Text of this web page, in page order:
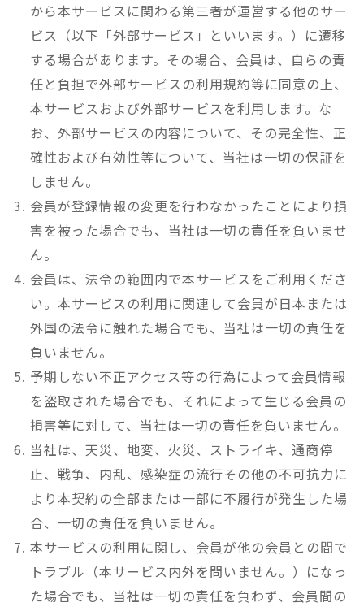
から本サービスに関わる第三者が運営する他のサー
ビス（以下「外部サービス」といいます。）に遷移
する場合があります。その場合、会員は、自らの責
任と負担で外部サービスの利用規約等に同意の上、
本サービスおよび外部サービスを利用します。な
お、外部サービスの内容について、その完全性、正
確性および有効性等について、当社は一切の保証を
しません。
会員が登録情報の変更を行わなかったことにより損
害を被った場合でも、当社は一切の責任を負いませ
ん。
会員は、法令の範囲内で本サービスをご利用くださ
い。本サービスの利用に関連して会員が日本または
外国の法令に触れた場合でも、当社は一切の責任を
負いません。
予期しない不正アクセス等の行為によって会員情報
を盗取された場合でも、それによって生じる会員の
損害等に対して、当社は一切の責任を負いません。
当社は、天災、地変、火災、ストライキ、通商停
止、戦争、内乱、感染症の流行その他の不可抗力に
より本契約の全部または一部に不履行が発生した場
合、一切の責任を負いません。
本サービスの利用に関し、会員が他の会員との間で
トラブル（本サービス内外を問いません。）になっ
た場合でも、当社は一切の責任を負わず、会員間の